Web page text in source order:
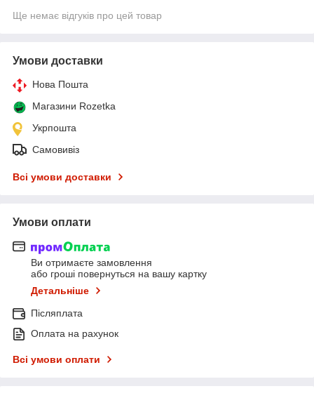
Ще немає відгуків про цей товар
Умови доставки
Нова Пошта
Магазини Rozetka
Укрпошта
Самовивіз
Всі умови доставки
Умови оплати
Ви отримаєте замовлення
або гроші повернуться на вашу картку
Детальніше
Післяплата
Оплата на рахунок
Всі умови оплати